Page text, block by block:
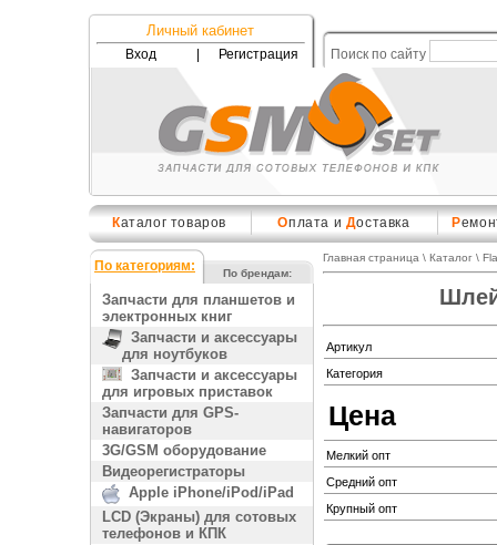
Личный кабинет
Вход Регистрация Поиск по сайту
Каталог товаров Оплата и Доставка Р
По категориям: По брендам:
Запчасти для планшетов и
электронных книг
Запчасти и аксессуары
для ноутбуков
Запчасти и аксессуары
для игровых приставок
Запчасти для GPS-
навигаторов
3G/GSM оборудование
Видеорегистраторы
Apple iPhone/iPod/iPad
LCD (Экраны) для сотовых
телефонов и КПК
Главная страница \ Каталог\
Артикул
Категория
Цена
Мелкий опт
Средний опт
Крупный опт